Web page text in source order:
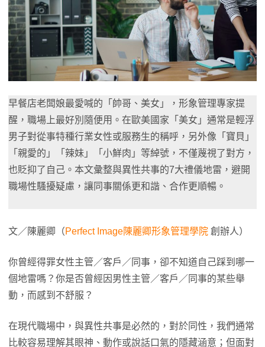
早餐店老闆娘最愛喊的「帥哥、美女」，形象管理專家提
醒，職場上最好別隨便用。在歐美國家「美女」通常是輕浮
男子對從事特種行業女性或服務生的稱呼，另外像「寶貝」
「親愛的」「辣妹」「小鮮肉」等綽號，不僅蔑視了對方，
也貶抑了自己。本文彙整與異性共事的7大禮儀地雷，避開
職場性騷擾疑慮，讓同事關係更和諧、合作更順暢。
文／陳麗卿（Perfect Image陳麗卿形象管理學院 創辦人）
你曾經得罪女性主管／客戶／同事，卻不知道自己踩到哪一
個地雷嗎？你是否曾經因男性主管／客戶／同事的某些舉
動，而感到不舒服？
在現代職場中，與異性共事是必然的，對於同性，我們通常
比較容易理解其眼神、動作或說話口氣的隱藏涵意；但面對